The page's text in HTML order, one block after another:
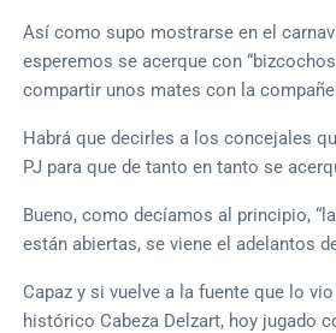
Así como supo mostrarse en el
esperemos se acerque con
compartir unos mates con la
Habrá que decirles a los concejales
PJ para que de tanto en tanto se
Bueno, como decíamos al principio,
están abiertas, se viene el adelantos
Capaz y si vuelve a la fuente que lo
histórico Cabeza Delzart, hoy jugado